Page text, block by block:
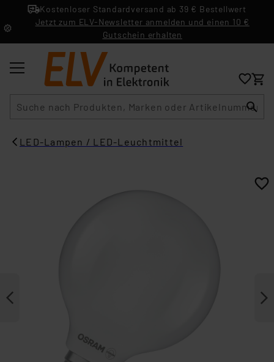
Kostenloser Standardversand ab 39 € Bestellwert
Jetzt zum ELV-Newsletter anmelden und einen 10 €
Gutschein erhalten
LED-Lampen / LED-Leuchtmittel